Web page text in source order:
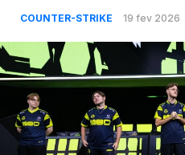
COUNTER-STRIKE 19 fev 2026